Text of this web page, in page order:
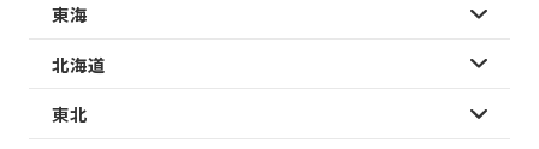
東海
北海道
東北